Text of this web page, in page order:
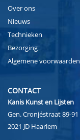
Over ons
Nieuws
Technieken
Bezorging
Algemene voorwaarden
CONTACT
Kanis Kunst en Lijsten
Gen. Cronjéstraat 89-91
2021 JD Haarlem